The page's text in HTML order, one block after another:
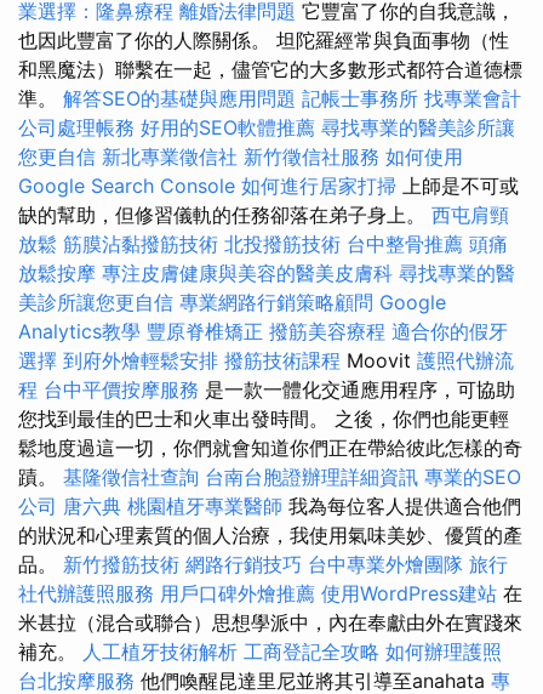
業選擇：隆鼻療程 離婚法律問題 它豐富了你的自我意識，
也因此豐富了你的人際關係。 坦陀羅經常與負面事物（性
和黑魔法）聯繫在一起，儘管它的大多數形式都符合道德標
準。 解答SEO的基礎與應用問題 記帳士事務所 找專業會計
公司處理帳務 好用的SEO軟體推薦 尋找專業的醫美診所讓
您更自信 新北專業徵信社 新竹徵信社服務 如何使用
Google Search Console 如何進行居家打掃 上師是不可或
缺的幫助，但修習儀軌的任務卻落在弟子身上。 西屯肩頸
放鬆 筋膜沾黏撥筋技術 北投撥筋技術 台中整骨推薦 頭痛
放鬆按摩 專注皮膚健康與美容的醫美皮膚科 尋找專業的醫
美診所讓您更自信 專業網路行銷策略顧問 Google
Analytics教學 豐原脊椎矯正 撥筋美容療程 適合你的假牙
選擇 到府外燴輕鬆安排 撥筋技術課程 Moovit 護照代辦流
程 台中平價按摩服務 是一款一體化交通應用程序，可協助
您找到最佳的巴士和火車出發時間。 之後，你們也能更輕
鬆地度過這一切，你們就會知道你們正在帶給彼此怎樣的奇
蹟。 基隆徵信社查詢 台南台胞證辦理詳細資訊 專業的SEO
公司 唐六典 桃園植牙專業醫師 我為每位客人提供適合他們
的狀況和心理素質的個人治療，我使用氣味美妙、優質的產
品。 新竹撥筋技術 網路行銷技巧 台中專業外燴團隊 旅行
社代辦護照服務 用戶口碑外燴推薦 使用WordPress建站 在
米甚拉（混合或聯合）思想學派中，內在奉獻由外在實踐來
補充。 人工植牙技術解析 工商登記全攻略 如何辦理護照
台北按摩服務 他們喚醒昆達里尼並將其引導至anahata 專